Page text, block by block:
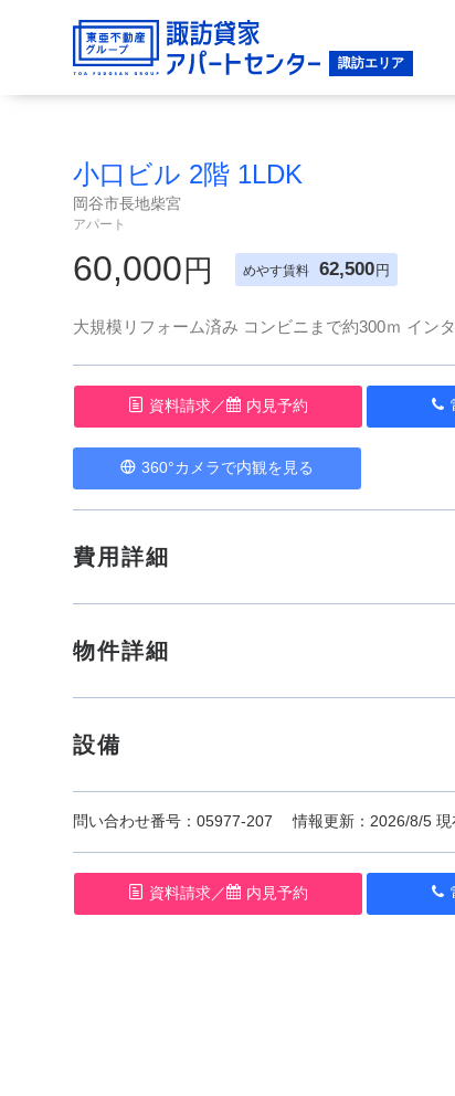
小口ビル 2階 1LDK
岡谷市長地柴宮
アパート
60,000円 めやす賃料 62,500 円
大規模リフォーム済み コンビニまで約300ｍ イン
資料請求／ 内見予約
360°カメラで内観を見る
費用詳細
物件詳細
設備
問い合わせ番号：05977-207 情報更新：2026/8/5 現
資料請求／ 内見予約